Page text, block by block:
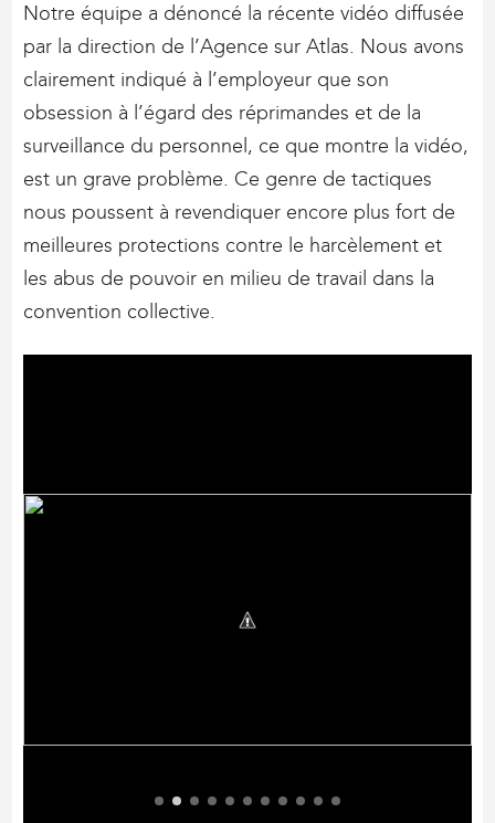
Notre équipe a dénoncé la récente vidéo diffusée
par la direction de l’Agence sur Atlas. Nous avons
clairement indiqué à l’employeur que son
obsession à l’égard des réprimandes et de la
surveillance du personnel, ce que montre la vidéo,
est un grave problème. Ce genre de tactiques
nous poussent à revendiquer encore plus fort de
meilleures protections contre le harcèlement et
les abus de pouvoir en milieu de travail dans la
convention collective.